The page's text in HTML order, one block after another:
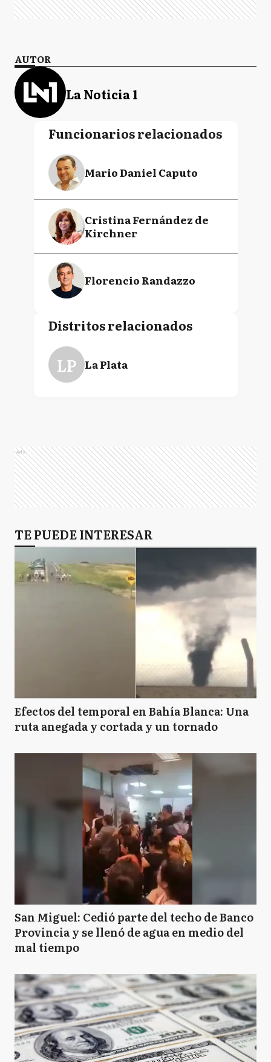
AUTOR
La Noticia 1
Funcionarios relacionados
Mario Daniel Caputo
Cristina Fernández de
Kirchner
Florencio Randazzo
Distritos relacionados
LP La Plata
Ads
TE PUEDE INTERESAR
Efectos del temporal en Bahía Blanca: Una
ruta anegada y cortada y un tornado
San Miguel: Cedió parte del techo de Banco
Provincia y se llenó de agua en medio del
mal tiempo